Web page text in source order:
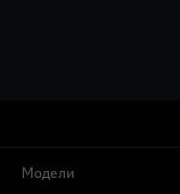
Модели